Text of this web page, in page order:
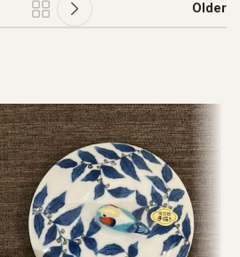
Older